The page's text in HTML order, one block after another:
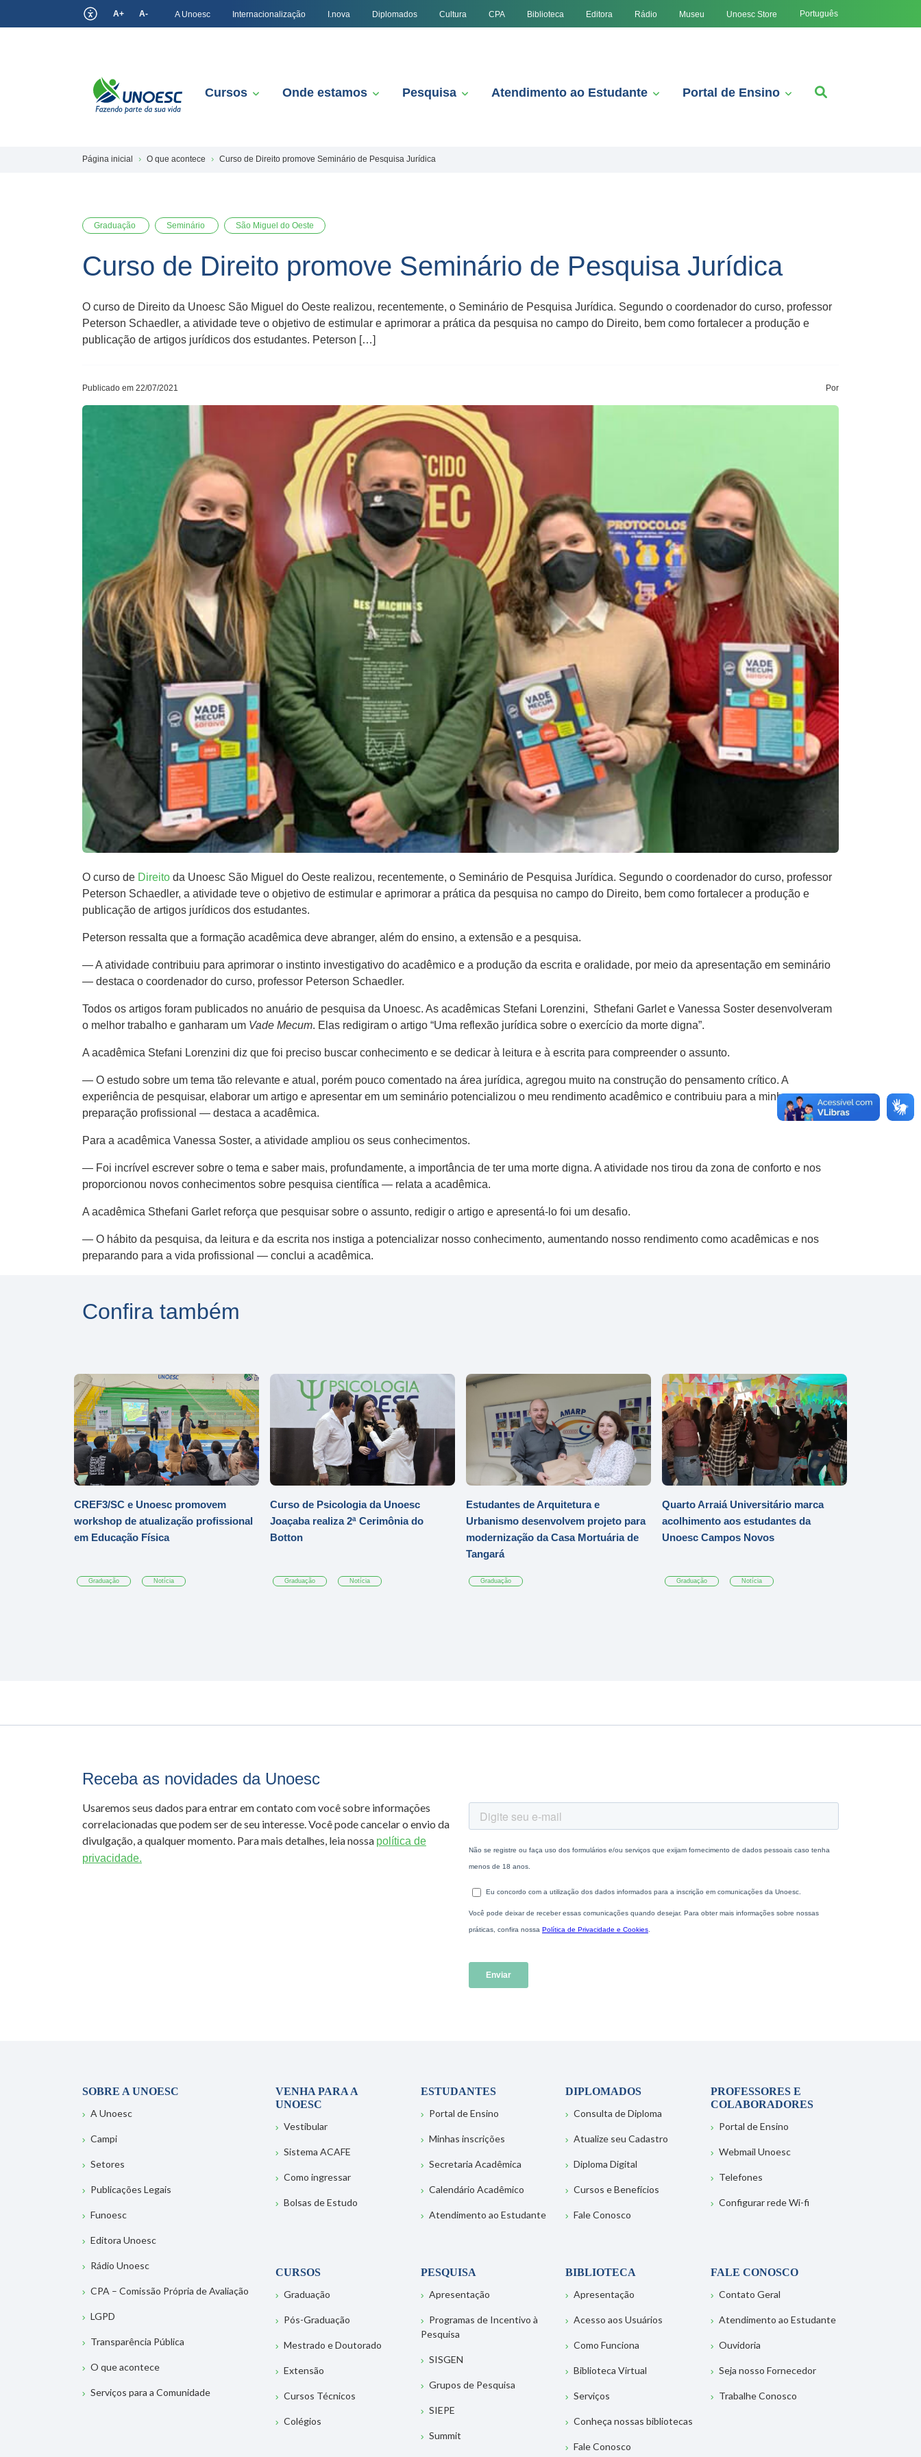
A+ A- A Unoesc Internacionalização I.nova Diplomados Cultura CPA Biblioteca Editora Rádio Museu Unoesc Store Português
Cursos Onde estamos Pesquisa Atendimento ao Estudante Portal de Ensino
Página inicial O que acontece Curso de Direito promove Seminário de Pesquisa Jurídica
Graduação Seminário São Miguel do Oeste
Curso de Direito promove Seminário de Pesquisa Jurídica
O curso de Direito da Unoesc São Miguel do Oeste realizou, recentemente, o Seminário de Pesquisa Jurídica. Segundo o coordenador do curso, professor
Peterson Schaedler, a atividade teve o objetivo de estimular e aprimorar a prática da pesquisa no campo do Direito, bem como fortalecer a produção e
publicação de artigos jurídicos dos estudantes. Peterson […]
Publicado em 22/07/2021 Por
O curso de Direito da Unoesc São Miguel do Oeste realizou, recentemente, o Seminário de Pesquisa Jurídica. Segundo o coordenador do curso, professor
Peterson Schaedler, a atividade teve o objetivo de estimular e aprimorar a prática da pesquisa no campo do Direito, bem como fortalecer a produção e
publicação de artigos jurídicos dos estudantes.
Peterson ressalta que a formação acadêmica deve abranger, além do ensino, a extensão e a pesquisa.
— A atividade contribuiu para aprimorar o instinto investigativo do acadêmico e a produção da escrita e oralidade, por meio da apresentação em seminário
— destaca o coordenador do curso, professor Peterson Schaedler.
Todos os artigos foram publicados no anuário de pesquisa da Unoesc. As acadêmicas Stefani Lorenzini, Sthefani Garlet e Vanessa Soster desenvolveram
o melhor trabalho e ganharam um Vade Mecum. Elas redigiram o artigo “Uma reflexão jurídica sobre o exercício da morte digna”.
A acadêmica Stefani Lorenzini diz que foi preciso buscar conhecimento e se dedicar à leitura e à escrita para compreender o assunto.
— O estudo sobre um tema tão relevante e atual, porém pouco comentado na área jurídica, agregou muito na construção do pensamento crítico. A
experiência de pesquisar, elaborar um artigo e apresentar em um seminário potencializou o meu rendimento acadêmico e contribuiu para a minha
preparação profissional — destaca a acadêmica.
Para a acadêmica Vanessa Soster, a atividade ampliou os seus conhecimentos.
— Foi incrível escrever sobre o tema e saber mais, profundamente, a importância de ter uma morte digna. A atividade nos tirou da zona de conforto e nos
proporcionou novos conhecimentos sobre pesquisa científica — relata a acadêmica.
A acadêmica Sthefani Garlet reforça que pesquisar sobre o assunto, redigir o artigo e apresentá-lo foi um desafio.
— O hábito da pesquisa, da leitura e da escrita nos instiga a potencializar nosso conhecimento, aumentando nosso rendimento como acadêmicas e nos
preparando para a vida profissional — conclui a acadêmica.
Confira também
CREF3/SC e Unoesc promovem
workshop de atualização profissional
em Educação Física
Graduação Notícia
Curso de Psicologia da Unoesc
Joaçaba realiza 2ª Cerimônia do
Botton
Graduação Notícia
Estudantes de Arquitetura e
Urbanismo desenvolvem projeto para
modernização da Casa Mortuária de
Tangará
Graduação
Quarto Arraiá Universitário marca
acolhimento aos estudantes da
Unoesc Campos Novos
Graduação Notícia
Receba as novidades da Unoesc
Usaremos seus dados para entrar em contato com você sobre informações
correlacionadas que podem ser de seu interesse. Você pode cancelar o envio da
divulgação, a qualquer momento. Para mais detalhes, leia nossa política de
privacidade.
SOBRE A UNOESC
A Unoesc
Campi
Setores
Publicações Legais
Funoesc
Editora Unoesc
Rádio Unoesc
CPA – Comissão Própria de Avaliação
LGPD
Transparência Pública
O que acontece
Serviços para a Comunidade
VENHA PARA A
UNOESC
Vestibular
Sistema ACAFE
Como ingressar
Bolsas de Estudo
ESTUDANTES
Portal de Ensino
Minhas inscrições
Secretaria Acadêmica
Calendário Acadêmico
Atendimento ao Estudante
DIPLOMADOS
Consulta de Diploma
Atualize seu Cadastro
Diploma Digital
Cursos e Benefícios
Fale Conosco
PROFESSORES E
COLABORADORES
Portal de Ensino
Webmail Unoesc
Telefones
Configurar rede Wi-fi
CURSOS
Graduação
Pós-Graduação
Mestrado e Doutorado
Extensão
Cursos Técnicos
Colégios
PESQUISA
Apresentação
Programas de Incentivo à
Pesquisa
SISGEN
Grupos de Pesquisa
SIEPE
Summit
BIBLIOTECA
Apresentação
Acesso aos Usuários
Como Funciona
Biblioteca Virtual
Serviços
Conheça nossas bibliotecas
Fale Conosco
FALE CONOSCO
Contato Geral
Atendimento ao Estudante
Ouvidoria
Seja nosso Fornecedor
Trabalhe Conosco